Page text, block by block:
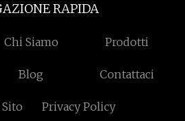
RAPIDA
Chi Siamo Prodotti
Blog Contattaci
Privacy Policy